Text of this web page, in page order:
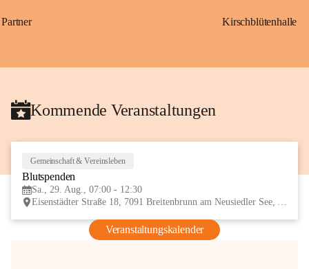
Partner Kirschblütenhalle
Kommende Veranstaltungen
Gemeinschaft & Vereinsleben
Blutspenden
Sa., 29. Aug., 07:00 - 12:30
Eisenstädter Straße 18, 7091 Breitenbrunn am Neusiedler See, AUT
Veranstaltungskalender